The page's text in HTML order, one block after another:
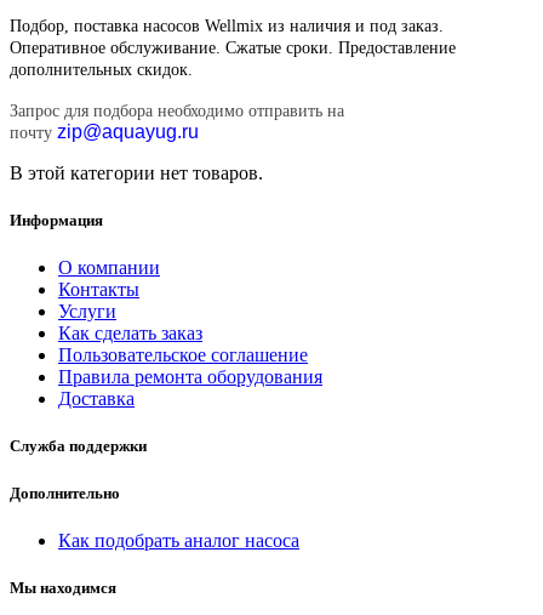
Подбор, поставка насосов Wellmix из наличия и под заказ.
Оперативное обслуживание. Сжатые сроки. Предоставление
дополнительных скидок.
Запрос для подбора необходимо отправить на
почту zip@aquayug.ru
В этой категории нет товаров.
Информация
О компании
Контакты
Услуги
Как сделать заказ
Пользовательское соглашение
Правила ремонта оборудования
Доставка
Служба поддержки
Дополнительно
Как подобрать аналог насоса
Мы находимся